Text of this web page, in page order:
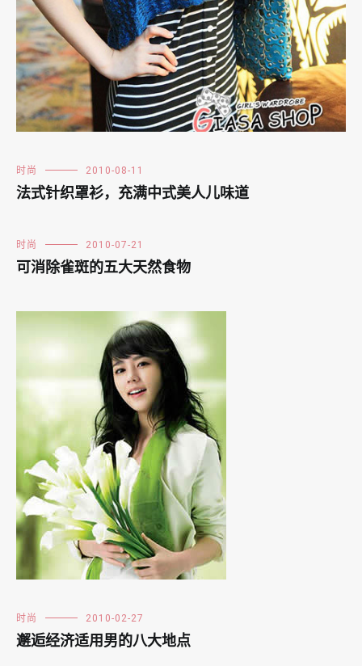
时尚 2010-08-11
法式针织罩衫，充满中式美人儿味道
时尚 2010-07-21
可消除雀斑的五大天然食物
时尚 2010-02-27
邂逅经济适用男的八大地点